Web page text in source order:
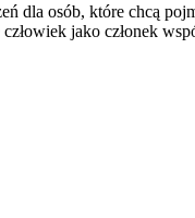
dla osób, które chcą
jako członek